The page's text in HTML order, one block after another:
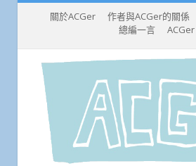
關於ACGer 作者與ACGer的關係
總編一言
ACGer